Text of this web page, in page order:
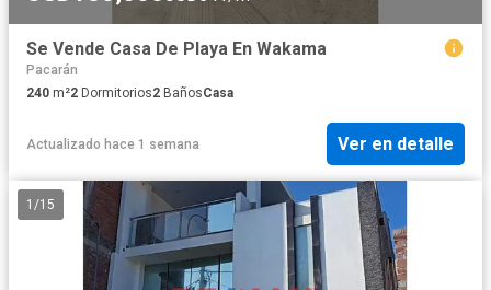
Se Vende Casa De Playa En Wakama
Pacarán
240 m²2 Dormitorios2 BañosCasa
Actualizado hace 1 semana Ver en detalle
1 /15